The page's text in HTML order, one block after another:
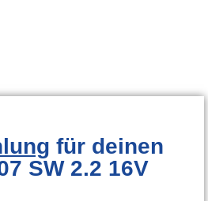
für deinen
SW 2.2 16V